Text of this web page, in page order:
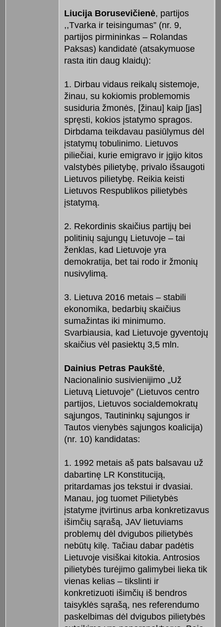
Liucija Borusevičienė, partijos
,,Tvarka ir teisingumas” (nr. 9,
partijos pirmininkas – Rolandas
Paksas) kandidatė (atsakymuose
rasta itin daug klaidų):
1. Dirbau vidaus reikalų sistemoje,
žinau, su kokiomis problemomis
susiduria žmonės, [žinau] kaip [jas]
spręsti, kokios įstatymo spragos.
Dirbdama teikdavau pasiūlymus dėl
įstatymų tobulinimo. Lietuvos
piliečiai, kurie emigravo ir įgijo kitos
valstybės pilietybę, privalo išsaugoti
Lietuvos pilietybę. Reikia keisti
Lietuvos Respublikos pilietybės
įstatymą.
2. Rekordinis skaičius partijų bei
politinių sąjungų Lietuvoje – tai
ženklas, kad Lietuvoje yra
demokratija, bet tai rodo ir žmonių
nusivylimą.
3. Lietuva 2016 metais – stabili
ekonomika, bedarbių skaičius
sumažintas iki minimumo.
Svarbiausia, kad Lietuvoje gyventojų
skaičius vėl pasiektų 3,5 mln.
Dainius Petras Paukštė,
Nacionalinio susivienijimo „Už
Lietuvą Lietuvoje” (Lietuvos centro
partijos, Lietuvos socialdemokratų
sąjungos, Tautininkų sąjungos ir
Tautos vienybės sąjungos koalicija)
(nr. 10) kandidatas:
1. 1992 metais aš pats balsavau už
dabartinę LR Konstituciją,
pritardamas jos tekstui ir dvasiai.
Manau, jog tuomet Pilietybės
įstatyme įtvirtinus arba konkretizavus
išimčių sąrašą, JAV lietuviams
problemų dėl dvigubos pilietybės
nebūtų kilę. Tačiau dabar padėtis
Lietuvoje visiškai kitokia. Antrosios
pilietybės turėjimo galimybei lieka tik
vienas kelias – tikslinti ir
konkretizuoti išimčių iš bendros
taisyklės sąrašą, nes referendumo
paskelbimas dėl dvigubos pilietybės